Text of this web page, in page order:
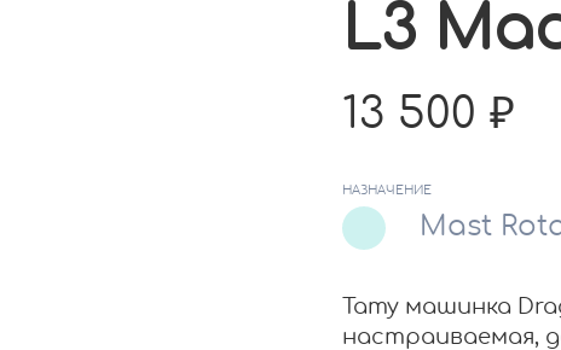
L3
13 500
НАЗНАЧЕНИЕ
Mast
Тату машинка
настраиваемая,